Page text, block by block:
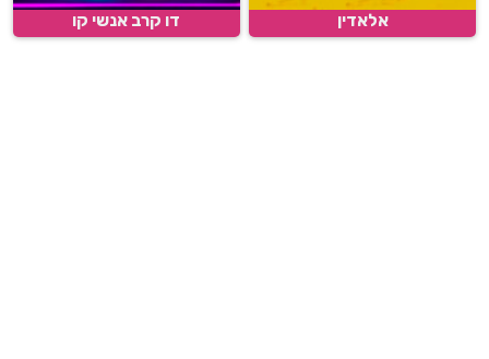
אלאדין דו קרב אנשי קו